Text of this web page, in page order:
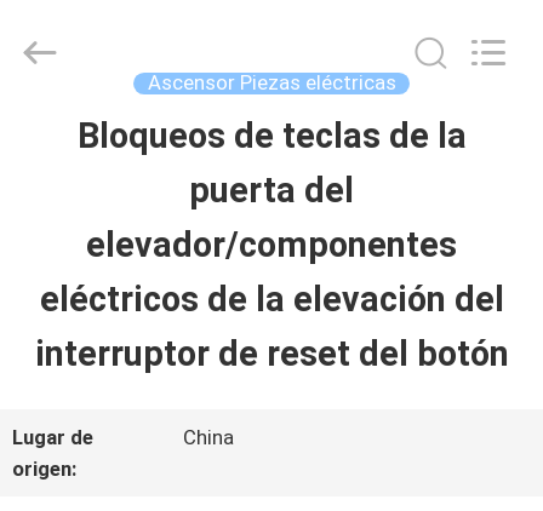
HOGAR
PRODUCTOS
VÍDEOS
NOSOTROS
SHANGHAI
Ascensor Piezas eléctricas
Bloqueos de teclas de la
puerta del
elevador/componentes
eléctricos de la elevación del
interruptor de reset del botón
Lugar de
origen:
China